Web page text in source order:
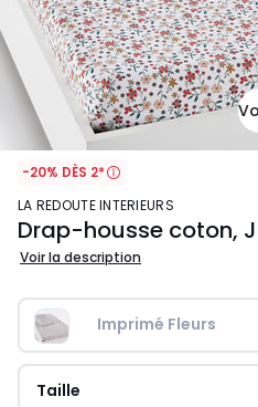
-20% DÈS 2*
LA REDOUTE INTERIEURS
Drap-housse coton,
Voir la description
Imprimé Fleurs
Taille